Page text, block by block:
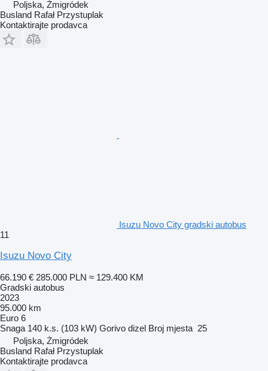
Poljska, Żmigródek
Busland Rafał Przystuplak
Kontaktirajte prodavca
Isuzu Novo City gradski autobus
11
Isuzu Novo City
66.190 € 285.000 PLN ≈ 129.400 KM
Gradski autobus
2023
95.000 km
Euro 6
Snaga 140 k.s. (103 kW) Gorivo dizel Broj mjesta 25
Poljska, Żmigródek
Busland Rafał Przystuplak
Kontaktirajte prodavca